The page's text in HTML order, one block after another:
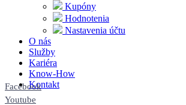
Kupóny
Hodnotenia
Nastavenia účtu
O nás
Služby
Kariéra
Know-How
Kontakt
Facebook
Youtube